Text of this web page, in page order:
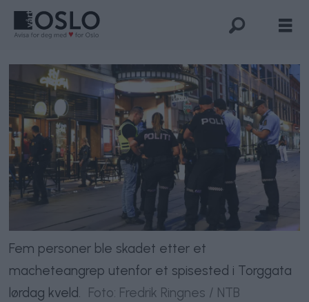
Fem personer ble skadet etter et
macheteangrep utenfor et spisested i Torggata
lørdag kveld. Foto: Fredrik Ringnes / NTB